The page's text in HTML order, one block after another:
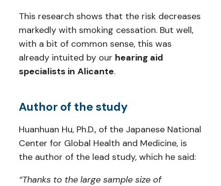
This research shows that the risk decreases
markedly with smoking cessation. But well,
with a bit of common sense, this was
already intuited by our hearing aid
specialists in Alicante.
Author of the study
Huanhuan Hu, Ph.D., of the Japanese National
Center for Global Health and Medicine, is
the author of the lead study, which he said:
“Thanks to the large sample size of